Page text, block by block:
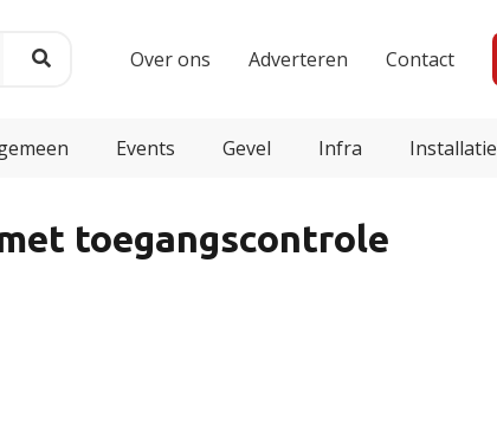
Over ons Adverteren Contact
Events Gevel Infra Installatie
toegangscontrole